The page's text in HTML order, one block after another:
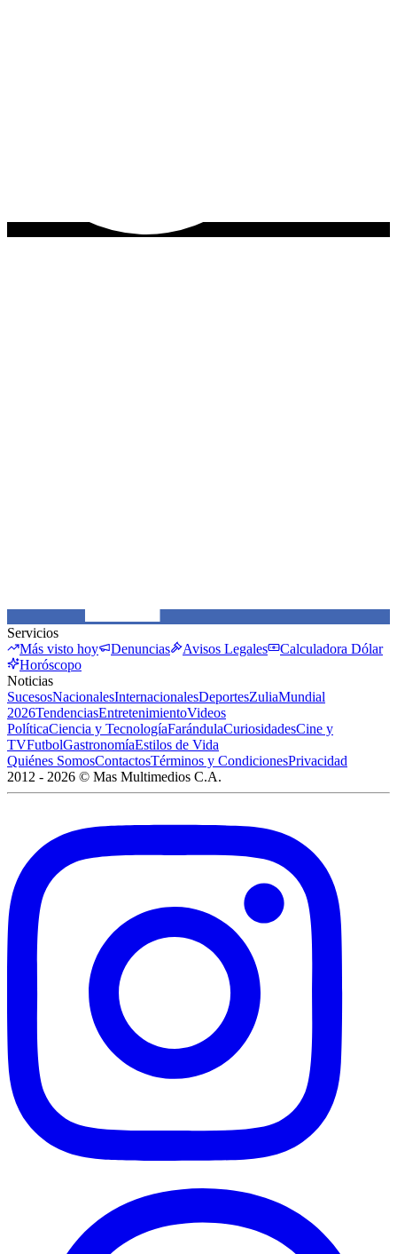
Servicios
Más visto hoy
Denuncias Avisos Legales
Calculadora Dólar
Horóscopo
Noticias
SucesosNacionalesInternacionalesDeportesZuliaMundial
2026TendenciasEntretenimientoVideos
PolíticaCiencia y TecnologíaFarándulaCuriosidadesCine y
TVFutbolGastronomíaEstilos de Vida
Quiénes SomosContactosTérminos y CondicionesPrivacidad
2012 - 2026 © Mas Multimedios C.A.